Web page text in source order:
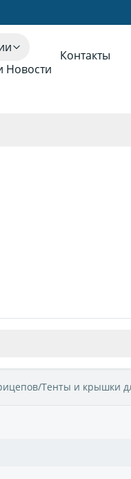
Новости
Контакты
/Тенты и крышки